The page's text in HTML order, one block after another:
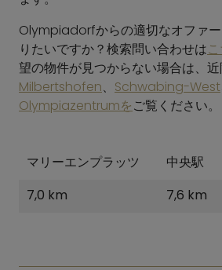
Olympiadorfからの適切なオファー
りたいですか？検索問い合わせは
望の物件が見つからない場合は、
Milbertshofen、 Schwabing-West
Olympiazentrumをご覧ください。
マリーエンプラッツ 中央駅
7,0 km
7,6 km